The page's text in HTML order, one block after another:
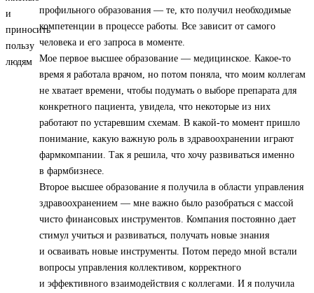
профильного образования — те, кто получил необходимые
компетенции в процессе работы. Все зависит от самого
человека и его запроса в моменте.
Мое первое высшее образование — медицинское. Какое-то
время я работала врачом, но потом поняла, что моим коллегам
не хватает времени, чтобы подумать о выборе препарата для
конкретного пациента, увидела, что некоторые из них
работают по устаревшим схемам. В какой-то момент пришло
понимание, какую важную роль в здравоохранении играют
фармкомпании. Так я решила, что хочу развиваться именно
в фармбизнесе.
Второе высшее образование я получила в области управления
здравоохранением — мне важно было разобраться с массой
чисто финансовых инструментов. Компания постоянно дает
стимул учиться и развиваться, получать новые знания
и осваивать новые инструменты. Потом передо мной встали
вопросы управления коллективом, корректного
и эффективного взаимодействия с коллегами. И я получила